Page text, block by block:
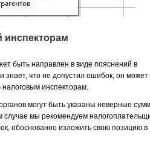
инспекторам
быть направлен в виде пояснений в
что не допустил ошибок, он может
инспекторам.
могут быть указаны неверные
случае мы рекомендуем
обоснованно изложить свою позицию в